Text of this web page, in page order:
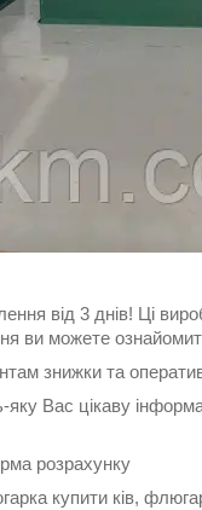
від 3 днів! Ці
ви можете
знижки та
Вас цікаву
розрахунку
купити ків,